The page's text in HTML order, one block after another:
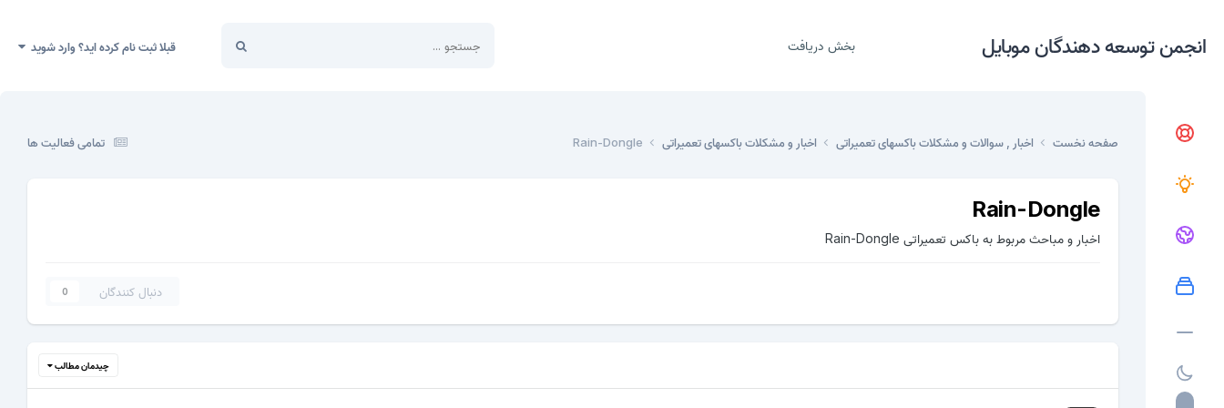
انجمن توسعه دهندگان موبایل بخش دریافت قبلا ثبت نام کرده اید؟ وارد شوید
تمامی فعالیت ها صفحه نخست اخبار , سوالات و مشکلات باکسهای تعمیراتی اخبار و مشکلات باکسهای تعمیراتی Rain-Dongle
Rain-Dongle
اخبار و مباحث مربوط به باکس تعمیراتی Rain-Dongle
دنبال کنندگان 0
چیدمان مطالب